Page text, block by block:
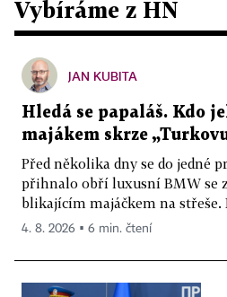
Vybíráme z HN
JAN KUBITA
Hledá se papaláš. Kdo
majákem skrze
Před několika dny se do jedné
přihnalo obří luxusní BMW se
blikajícím majáčkem na střeše.
4. 8. 2026 ▪ 6 min. čtení